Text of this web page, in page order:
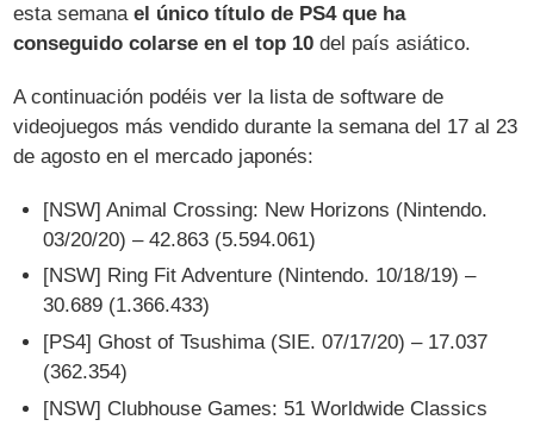
esta semanael único título de PS4 que ha
conseguido colarse en el top 10 del país asiático.
A continuación podéis ver la lista de software de
videojuegos más vendido durante la semana del 17 al 23
de agosto en el mercado japonés:
[NSW] Animal Crossing: New Horizons (Nintendo.
03/20/20) – 42.863 (5.594.061)
[NSW] Ring Fit Adventure (Nintendo. 10/18/19) –
30.689 (1.366.433)
[PS4] Ghost of Tsushima (SIE. 07/17/20) – 17.037
(362.354)
[NSW] Clubhouse Games: 51 Worldwide Classics